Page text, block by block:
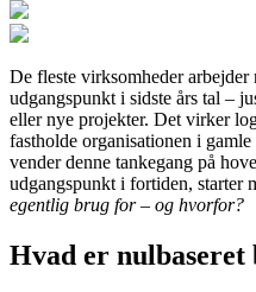
De fleste virksomheder arbejder
udgangspunkt i sidste års tal –
eller nye projekter. Det virker
fastholde organisationen i
vender denne tankegang på
udgangspunkt i fortiden, starter
egentlig brug for – og hvorfor?
Hvad er nulbaseret